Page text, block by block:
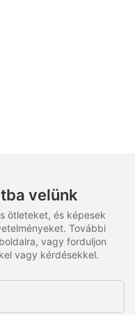
velünk
ötleteket, és képesek
További
vagy forduljon
vagy kérdésekkel.